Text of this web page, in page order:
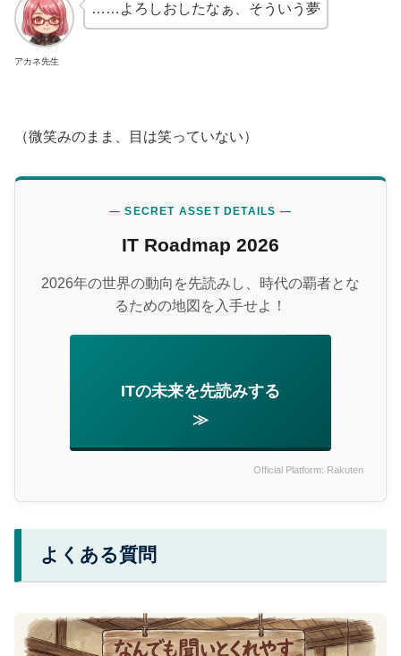
アカネ先生
……よろしおしたなぁ、そういう夢
（微笑みのまま、目は笑っていない）
— SECRET ASSET DETAILS —
IT Roadmap 2026
2026年の世界の動向を先読みし、時代の覇者とな
るための地図を入手せよ！
ITの未来を先読みする
≫
Official Platform: Rakuten
よくある質問